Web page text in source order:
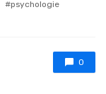
psychologie
0